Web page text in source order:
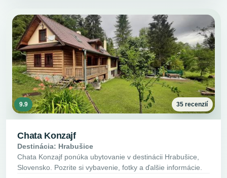
9.9 35 recenzií
Chata Konzajf
Destinácia: Hrabušice
Chata Konzajf ponúka ubytovanie v destinácii Hrabušice,
Slovensko. Pozrite si vybavenie, fotky a ďalšie informácie.